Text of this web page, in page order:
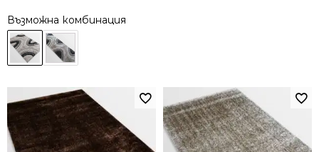
Възможна комбинация